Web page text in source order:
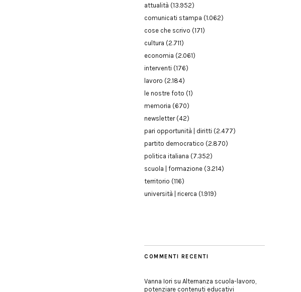
attualità (13.952)
comunicati stampa (1.062)
cose che scrivo (171)
cultura (2.711)
economia (2.061)
interventi (176)
lavoro (2.184)
le nostre foto (1)
memoria (670)
newsletter(42)
pari opportunità | diritti (2.477)
partito democratico (2.870)
politica italiana (7.352)
scuola | formazione (3.214)
territorio (116)
università | ricerca (1.919)
COMMENTI RECENTI
Vanna Iori su Alternanza scuola-lavoro,
potenziare contenuti educativi